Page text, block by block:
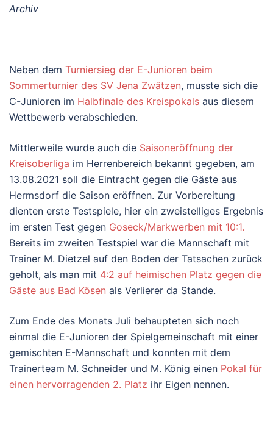
Archiv
Neben dem Turniersieg der E-Junioren beim
Sommerturnier des SV Jena Zwätzen, musste sich die
C-Junioren im Halbfinale des Kreispokals aus diesem
Wettbewerb verabschieden.
Mittlerweile wurde auch die Saisoneröffnung der
Kreisoberliga im Herrenbereich bekannt gegeben, am
13.08.2021 soll die Eintracht gegen die Gäste aus
Hermsdorf die Saison eröffnen. Zur Vorbereitung
dienten erste Testspiele, hier ein zweistelliges Ergebnis
im ersten Test gegen Goseck/Markwerben mit 10:1.
Bereits im zweiten Testspiel war die Mannschaft mit
Trainer M. Dietzel auf den Boden der Tatsachen zurück
geholt, als man mit 4:2 auf heimischen Platz gegen die
Gäste aus Bad Kösen als Verlierer da Stande.
Zum Ende des Monats Juli behaupteten sich noch
einmal die E-Junioren der Spielgemeinschaft mit einer
gemischten E-Mannschaft und konnten mit dem
Trainerteam M. Schneider und M. König einen Pokal für
einen hervorragenden 2. Platz ihr Eigen nennen.